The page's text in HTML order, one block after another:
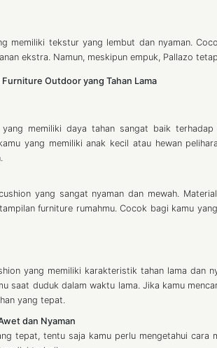
memiliki tekstur yang lembut dan nyaman.
ekstra. Namun, meskipun empuk, Pallazo
Outdoor yang Tahan Lama
yang memiliki daya tahan sangat baik
yang memiliki anak kecil atau hewan
yang sangat nyaman dan mewah.
furniture rumahmu. Cocok bagi kamu
yang memiliki karakteristik tahan lama dan
saat duduk dalam waktu lama. Jika kamu
yang tepat.
dan Nyaman
tepat, tentu saja kamu perlu mengetahui